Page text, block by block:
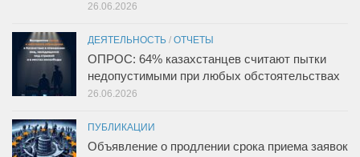
26.06.2026
ДЕЯТЕЛЬНОСТЬ / ОТЧЕТЫ
ОПРОС: 64% казахстанцев считают пытки
недопустимыми при любых обстоятельствах
26.06.2026
ПУБЛИКАЦИИ
Объявление о продлении срока приема заявок